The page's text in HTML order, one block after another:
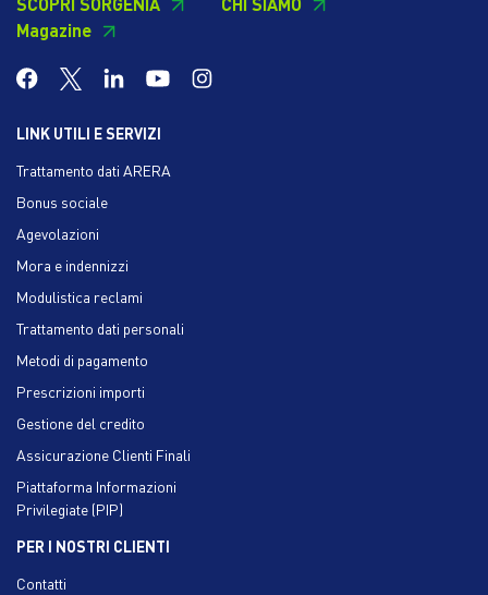
Magazine
LINK UTILI E SERVIZI
Trattamento dati ARERA
Bonus sociale
Agevolazioni
Mora e indennizzi
Modulistica reclami
Trattamento dati personali
Metodi di pagamento
Prescrizioni importi
Gestione del credito
Assicurazione Clienti Finali
Piattaforma Informazioni
Privilegiate (PIP)
PER I NOSTRI CLIENTI
Contatti